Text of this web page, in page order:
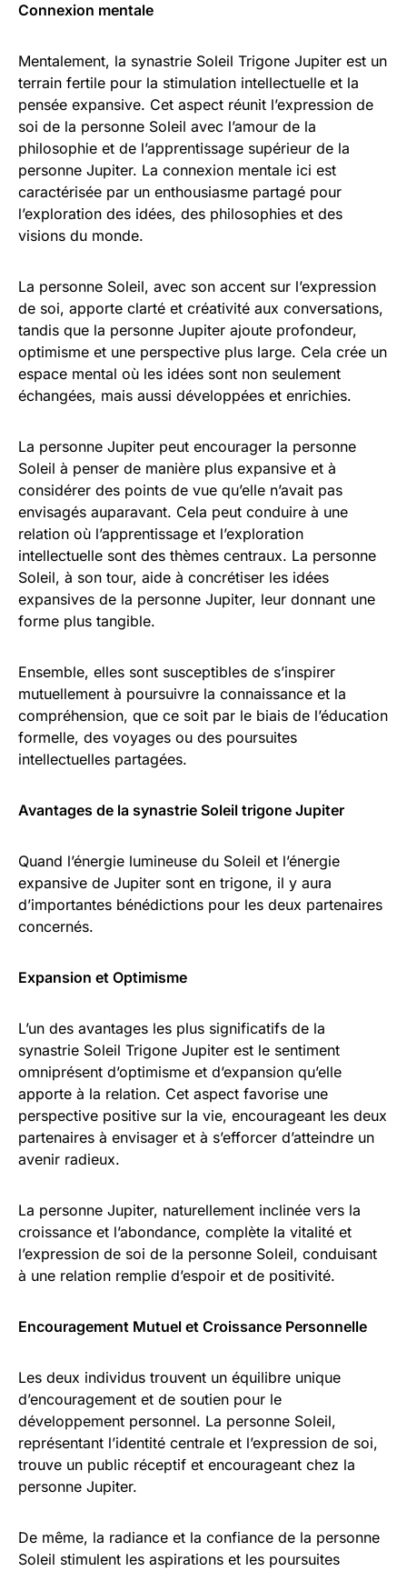
Connexion mentale
Mentalement, la synastrie Soleil Trigone Jupiter est un
terrain fertile pour la stimulation intellectuelle et la
pensée expansive. Cet aspect réunit l’expression de
soi de la personne Soleil avec l’amour de la
philosophie et de l’apprentissage supérieur de la
personne Jupiter. La connexion mentale ici est
caractérisée par un enthousiasme partagé pour
l’exploration des idées, des philosophies et des
visions du monde.
La personne Soleil, avec son accent sur l’expression
de soi, apporte clarté et créativité aux conversations,
tandis que la personne Jupiter ajoute profondeur,
optimisme et une perspective plus large. Cela crée un
espace mental où les idées sont non seulement
échangées, mais aussi développées et enrichies.
La personne Jupiter peut encourager la personne
Soleil à penser de manière plus expansive et à
considérer des points de vue qu’elle n’avait pas
envisagés auparavant. Cela peut conduire à une
relation où l’apprentissage et l’exploration
intellectuelle sont des thèmes centraux. La personne
Soleil, à son tour, aide à concrétiser les idées
expansives de la personne Jupiter, leur donnant une
forme plus tangible.
Ensemble, elles sont susceptibles de s’inspirer
mutuellement à poursuivre la connaissance et la
compréhension, que ce soit par le biais de l’éducation
formelle, des voyages ou des poursuites
intellectuelles partagées.
Avantages de la synastrie Soleil trigone Jupiter
Quand l’énergie lumineuse du Soleil et l’énergie
expansive de Jupiter sont en trigone, il y aura
d’importantes bénédictions pour les deux partenaires
concernés.
Expansion et Optimisme
L’un des avantages les plus significatifs de la
synastrie Soleil Trigone Jupiter est le sentiment
omniprésent d’optimisme et d’expansion qu’elle
apporte à la relation. Cet aspect favorise une
perspective positive sur la vie, encourageant les deux
partenaires à envisager et à s’efforcer d’atteindre un
avenir radieux.
La personne Jupiter, naturellement inclinée vers la
croissance et l’abondance, complète la vitalité et
l’expression de soi de la personne Soleil, conduisant
à une relation remplie d’espoir et de positivité.
Encouragement Mutuel et Croissance Personnelle
Les deux individus trouvent un équilibre unique
d’encouragement et de soutien pour le
développement personnel. La personne Soleil,
représentant l’identité centrale et l’expression de soi,
trouve un public réceptif et encourageant chez la
personne Jupiter.
De même, la radiance et la confiance de la personne
Soleil stimulent les aspirations et les poursuites